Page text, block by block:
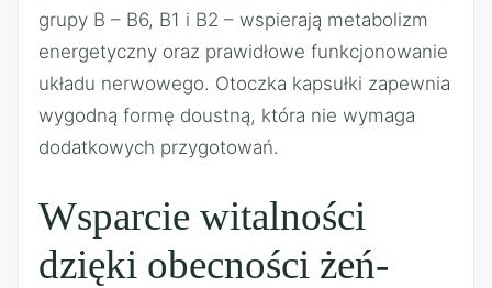
grupy B – B6, B1 i B2 – wspierają metabolizm
energetyczny oraz prawidłowe funkcjonowanie
układu nerwowego. Otoczka kapsułki zapewnia
wygodną formę doustną, która nie wymaga
dodatkowych przygotowań.
Wsparcie witalności
dzięki obecności żeń-